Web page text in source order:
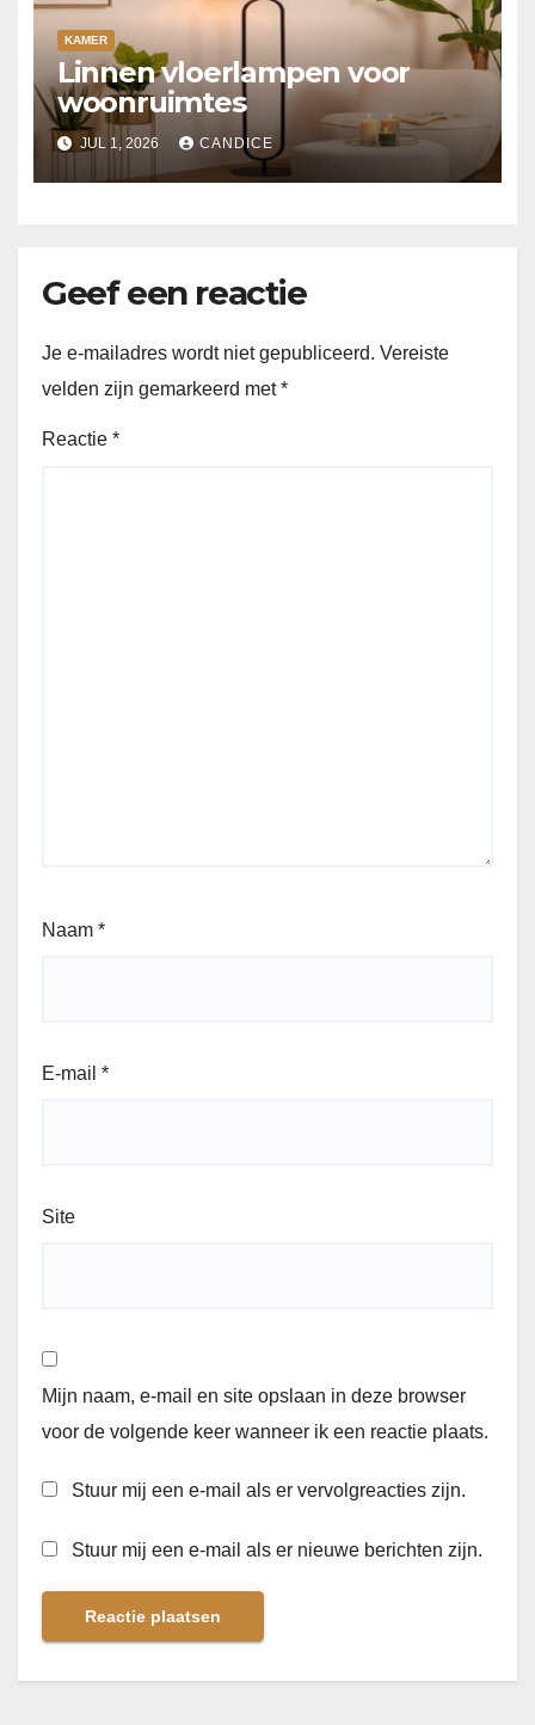
KAMER
Linnen vloerlampen voor
woonruimtes
JUL 1, 2026 CANDICE
Geef een reactie
Je e-mailadres wordt niet gepubliceerd. Vereiste
velden zijn gemarkeerd met*
Reactie *
Naam *
E-mail *
Site
Mijn naam, e-mail en site opslaan in deze browser
voor de volgende keer wanneer ik een reactie plaats.
Stuur mij een e-mail als er vervolgreacties zijn.
Stuur mij een e-mail als er nieuwe berichten zijn.